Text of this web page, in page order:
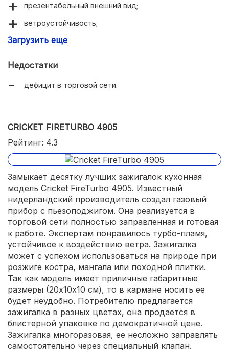
презентабельный внешний вид;
ветроустойчивость;
доступная цена.
Загрузить еще
Недостатки
дефицит в торговой сети.
CRICKET FIRETURBO 4905
Рейтинг: 4.3
Замыкает десятку лучших зажигалок кухонная
модель Cricket FireTurbo 4905. Известный
нидерландский производитель создал газовый
прибор с пьезоподжигом. Она реализуется в
торговой сети полностью заправленная и готовая
к работе. Экспертам понравилось турбо-пламя,
устойчивое к воздействию ветра. Зажигалка
может с успехом использоваться на природе при
розжиге костра, мангала или походной плитки.
Так как модель имеет приличные габаритные
размеры (20х10х10 см), то в кармане носить ее
будет неудобно. Потребителю предлагается
зажигалка в разных цветах, она продается в
блистерной упаковке по демократичной цене.
Зажигалка многоразовая, ее несложно заправлять
самостоятельно через специальный клапан.